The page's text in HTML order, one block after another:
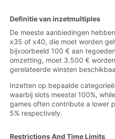
Definitie van inzetmultiples
De meeste aanbiedingen
x35 of x40, die moet worden
bijvoorbeeld 100 € aan
omzetting, moet 3.500 €
gerelateerde winsten
Inzetten op bepaalde
waarbij slots meestal 100%,
games often contribute a lower
5% respectively.
Restrictions And Time Limits